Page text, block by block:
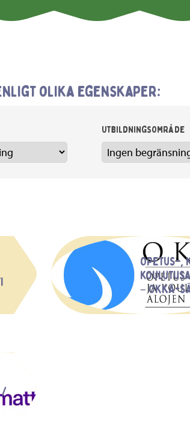
olika egenskaper:
Utbildningsområde
Opetus-,
– OKKA-
/